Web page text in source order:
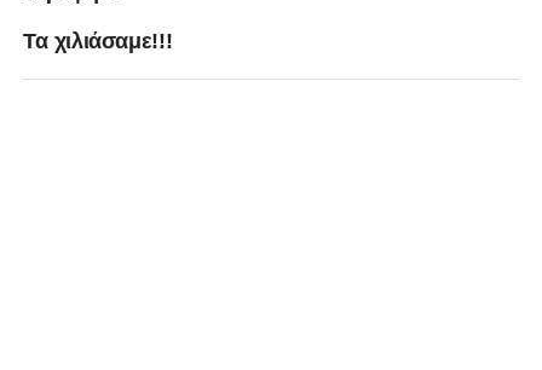
Tα χιλιάσαμε!!!